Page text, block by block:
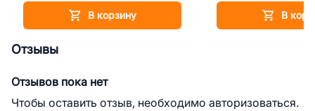
В корзину В
Отзывы
Отзывов пока нет
Чтобы оставить отзыв, необходимо авторизоваться.